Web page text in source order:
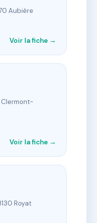
Aubière
Voir la fiche →
Voir la fiche →
Royat